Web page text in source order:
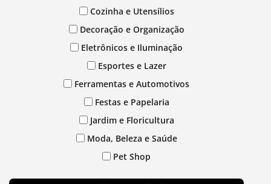
Cozinha e Utensílios
Decoração e Organização
Eletrônicos e Iluminação
Esportes e Lazer
Ferramentas e Automotivos
Festas e Papelaria
Jardim e Floricultura
Moda, Beleza e Saúde
Pet Shop